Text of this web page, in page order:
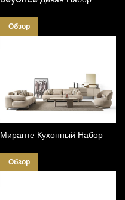
Обзор
Миранте Кухонный Набор
Обзор